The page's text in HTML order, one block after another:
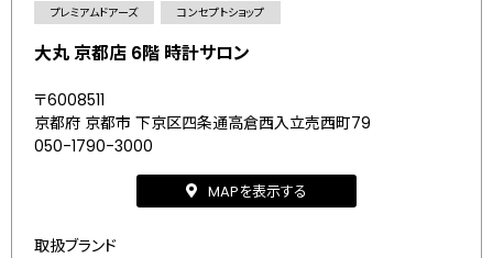
プレミアムドアーズ コンセプトショップ
大丸 京都店 6階 時計サロン
〒6008511
京都府 京都市 下京区四条通高倉西入立売西町79
050-1790-3000
MAPを表示する
取扱ブランド